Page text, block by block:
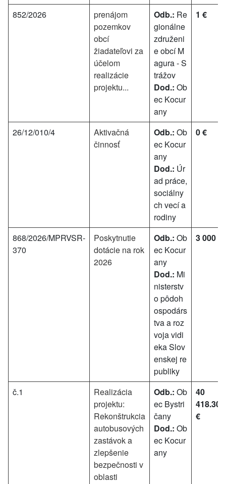
852/2026
prenájom
pozemkov
obcí
žiadateľovi za
účelom
realizácie
projektu...
Odb.: Re
gionálne
združeni
e obcí M
agura - S
trážov
Dod.: Ob
ec Kocur
any
1 €
26/12/010/4
Aktivačná
činnosť
Odb.: Ob
ec Kocur
any
Dod.: Úr
ad práce,
sociálny
ch vecí a
rodiny
0 €
868/2026/MPRVSR-
370
Poskytnutie
dotácie na rok
2026
Odb.: Ob
ec Kocur
any
Dod.: Mi
nisterstv
o pôdoh
ospodárs
tva a roz
voja vidi
eka Slov
enskej re
publiky
3 000 €
č.1
Realizácia
projektu:
Rekonštrukcia
autobusových
zastávok a
zlepšenie
bezpečnosti v
oblasti
Odb.: Ob
ec Bystri
čany
Dod.: Ob
ec Kocur
any
40
418.30
€